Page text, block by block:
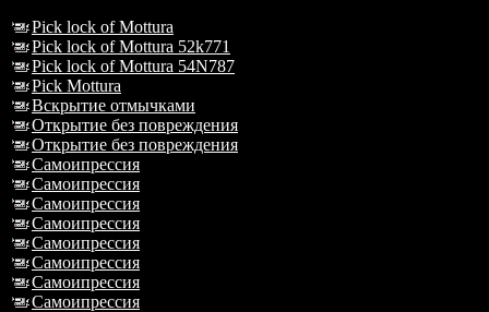
Pick lock of Mottura
Pick lock of Mottura 52k771
Pick lock of Mottura 54N787
Pick Mottura
Вскрытие отмычками
Открытие без повреждения
Открытие без повреждения
Самоипрессия
Самоипрессия
Самоипрессия
Самоипрессия
Самоипрессия
Самоипрессия
Самоипрессия
Самоипрессия